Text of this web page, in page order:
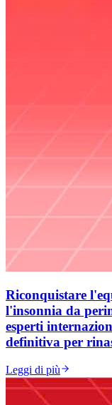
Riconquistare
l'insonnia da
esperti
definitiva per
Leggi di più